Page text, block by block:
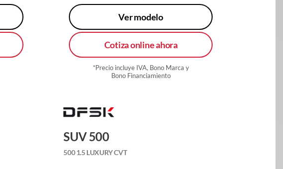
Ver modelo
Cotiza online ahora
*Precio incluye IVA, Bono Marca y
Bono Financiamiento
SUV 500
500 1.5 LUXURY CVT